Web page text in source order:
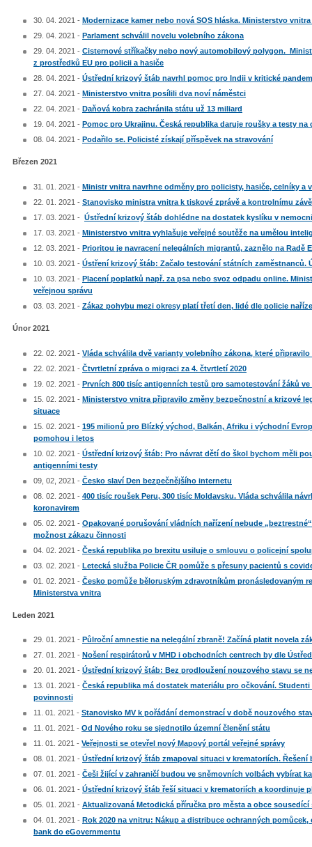
30. 04. 2021 - Modernizace kamer nebo nová SOS hláska. Ministerstvo
29. 04. 2021 - Parlament schválil novelu volebního zákona
29. 04. 2021 - Cisternové stříkačky nebo nový automobilový polygon.
z prostředků EU pro policii a hasiče
28. 04. 2021 - Ústřední krizový štáb navrhl pomoc pro Indii v kritické
27. 04. 2021 - Ministerstvo vnitra posílili dva noví náměstci
22. 04. 2021 - Daňová kobra zachránila státu už 13 miliard
19. 04. 2021 - Pomoc pro Ukrajinu. Česká republika daruje roušky a testy na
08. 04. 2021 - Podařilo se. Policisté získají příspěvek na stravování
Březen 2021
31. 01. 2021 - Ministr vnitra navrhne odměny pro policisty, hasiče, celníky a
22. 01. 2021 - Stanovisko ministra vnitra k tiskové zprávě a kontrolnímu
17. 03. 2021 - Ústřední krizový štáb dohlédne na dostatek kyslíku v
17. 03. 2021 - Ministerstvo vnitra vyhlašuje veřejné soutěže na umělou
12. 03. 2021 - Prioritou je navracení nelegálních migrantů, zaznělo na Radě
10. 03. 2021 - Ústření krizový štáb: Začalo testování státních zaměstnanců.
10. 03. 2021 - Placení poplatků např. za psa nebo svoz odpadu online.
veřejnou správu
03. 03. 2021 - Zákaz pohybu mezi okresy platí třetí den, lidé dle policie
Únor 2021
22. 02. 2021 - Vláda schválila dvě varianty volebního zákona, které
22. 02. 2021 - Čtvrtletní zpráva o migraci za 4. čtvrtletí 2020
19. 02. 2021 - Prvních 800 tisíc antigenních testů pro samotestování žáků
15. 02. 2021 - Ministerstvo vnitra připravilo změny bezpečnostní a krizové
situace
15. 02. 2021 - 195 milionů pro Blízký východ, Balkán, Afriku i východní
pomohou i letos
10. 02. 2021 - Ústřední krizový štáb: Pro návrat dětí do škol bychom měli
antigenními testy
09, 02, 2021 - Česko slaví Den bezpečnějšího internetu
08. 02. 2021 - 400 tisíc roušek Peru, 300 tisíc Moldavsku. Vláda schválila
koronavirem
05. 02. 2021 - Opakované porušování vládních nařízení nebude
možnost zákazu činnosti
04. 02. 2021 - Česká republika po brexitu usiluje o smlouvu o policejní
03. 02. 2021 - Letecká služba Policie ČR pomůže s přesuny pacientů s
01. 02. 2021 - Česko pomůže běloruským zdravotníkům pronásledovaným
Ministerstva vnitra
Leden 2021
29. 01. 2021 - Půlroční amnestie na nelegální zbraně! Začíná platit novela
27. 01. 2021 - Nošení respirátorů v MHD i obchodních centrech by dle
20. 01. 2021 - Ústřední krizový štáb: Bez prodloužení nouzového stavu se
13. 01. 2021 - Česká republika má dostatek materiálu pro očkování.
povinnosti
11. 01. 2021 - Stanovisko MV k pořádání demonstrací v době nouzového
11. 01. 2021 - Od Nového roku se sjednotilo územní členění státu
11. 01. 2021 - Veřejnosti se otevřel nový Mapový portál veřejné správy
08. 01. 2021 - Ústřední krizový štáb zmapoval situaci v krematoriích. Řešení
07. 01. 2021 - Češi žijící v zahraničí budou ve sněmovních volbách vybírat
06. 01. 2021 - Ústřední krizový štáb řeší situaci v krematoriích a koordinuje
05. 01. 2021 - Aktualizovaná Metodická příručka pro města a obce
04. 01. 2021 - Rok 2020 na vnitru: Nákup a distribuce ochranných
bank do eGovernmentu